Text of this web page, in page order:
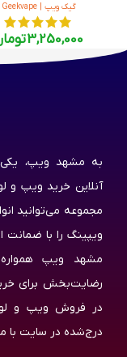
گیک ویپ | Geekvape
3,250,000
به مشهد ویپ، یکی
آنلاین خرید ویپ و
مجموعه می‌توانید
ویپینگ را با ضمانت
مشهد ویپ
رضایت‌بخش برای
در فروش ویپ و
درج‌شده در سایت با